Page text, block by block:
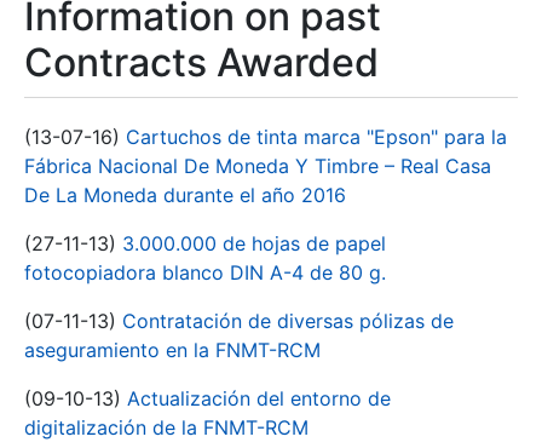
Information on past
Contracts Awarded
(13-07-16) Cartuchos de tinta marca "Epson" para la
Fábrica Nacional De Moneda Y Timbre – Real Casa
De La Moneda durante el año 2016
(27-11-13) 3.000.000 de hojas de papel
fotocopiadora blanco DIN A-4 de 80 g.
(07-11-13) Contratación de diversas pólizas de
aseguramiento en la FNMT-RCM
(09-10-13) Actualización del entorno de
digitalización de la FNMT-RCM